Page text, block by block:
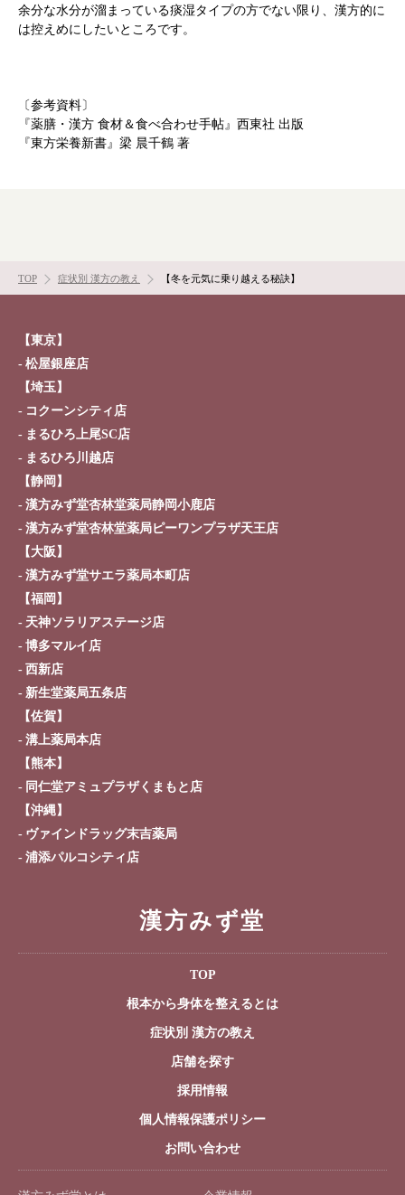
余分な水分が溜まっている痰湿タイプの方でない限り、漢方的に
は控えめにしたいところです。
〔参考資料〕
『薬膳・漢方 食材＆食べ合わせ手帖』西東社 出版
『東方栄養新書』梁 晨千鶴 著
TOP 症状別 漢方の教え 【冬を元気に乗り越える秘訣】
【東京】
松屋銀座店
【埼玉】
コクーンシティ店
まるひろ上尾SC店
まるひろ川越店
【静岡】
漢方みず堂杏林堂薬局静岡小鹿店
漢方みず堂杏林堂薬局ピーワンプラザ天王店
【大阪】
漢方みず堂サエラ薬局本町店
【福岡】
天神ソラリアステージ店
博多マルイ店
西新店
新生堂薬局五条店
【佐賀】
溝上薬局本店
【熊本】
同仁堂アミュプラザくまもと店
【沖縄】
ヴァインドラッグ末吉薬局
浦添パルコシティ店
漢方みず堂
TOP
根本から身体を整えるとは
症状別 漢方の教え
店舗を探す
採用情報
個人情報保護ポリシー
お問い合わせ